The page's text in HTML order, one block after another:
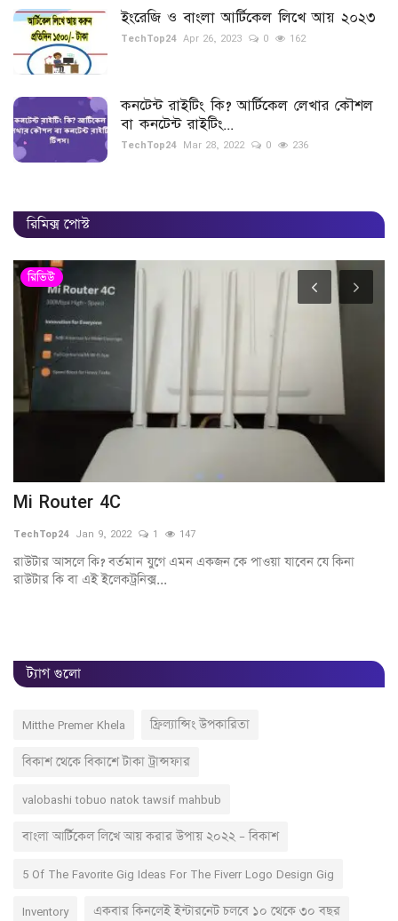
ইংরেজি ও বাংলা আর্টিকেল লিখে আয় ২০২৩
TechTop24 Apr 26, 2023 0 162
কনটেন্ট রাইটিং কি? আর্টিকেল লেখার কৌশল
বা কনটেন্ট রাইটিং...
TechTop24 Mar 28, 2022 0 236
রিমিক্স পোস্ট
রিভিউ
Mi Router 4C
TechTop24 Jan 9, 2022 1 147
রাউটার আসলে কি? বর্তমান যুগে এমন একজন কে পাওয়া যাবেন যে কিনা
রাউটার কি বা এই ইলেকট্রনিক্স...
ট্যাগ গুলো
Mitthe Premer Khela ফ্রিল্যান্সিং উপকারিতা
বিকাশ থেকে বিকাশে টাকা ট্রান্সফার
valobashi tobuo natok tawsif mahbub
বাংলা আর্টিকেল লিখে আয় করার উপায় ২০২২ – বিকাশ
5 Of The Favorite Gig Ideas For The Fiverr Logo Design Gig
Inventory একবার কিনলেই ইন্টারনেট চলবে ১০ থেকে ৩০ বছর